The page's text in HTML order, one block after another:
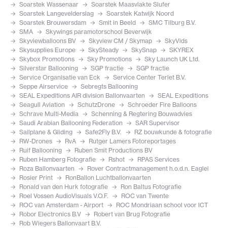
Soarstek Wassenaar
Soarstek Maasvlakte Slufer
Soarstek Langevelderslag
Soarstek Katwijk Noord
Soarstek Brouwersdam
Smit in Beeld
SMC Tilburg B.V.
SMA
Skywings paramotorschool Beverwijk
Skyviewballoons BV
Skyview CM / Skymap
SkyVids
Skysupplies Europe
SkySteady SkySnap
SKYREX
Skybox Promotions
Sky Promotions
Sky Launch UK Ltd.
Silverstar Ballooning
SGP fractie
SGP fractie
Service Organisatie van Eck
Service Center Terlet B.V.
Seppe Airservice
Sebregts Ballooning
SEAL Expeditions AIR division Ballonvaarten
SEAL Expeditions
Seagull Aviation
SchutzDrone
Schroeder Fire Balloons
Schrave Multi-Media
Schenning & Regtering Bouwadvies
Saudi Arabian Ballooning Federation
SAR Supervisor
Sailplane & Gliding
Safe2Fly B.V.
RZ bouwkunde & fotografie
RW-Drones
RvA
Rutger Lamers Fotoreportages
Ruif Ballooning
Ruben Smit Productions BV
Ruben Hamberg Fotografie
Rshot
RPAS Services
Roza Ballonvaarten
Rover Contractmanagement h.o.d.n. Eaglei
Rosier Print
RonBallon Luchtballonvaarten
Ronald van den Hurk fotografie
Ron Baltus Fotografie
Roel Vossen AudioVisuals V.O.F.
ROC van Twente
ROC van Amsterdam - Airport
ROC Mondriaan school voor ICT
Robor Electronics B.V
Robert van Brug Fotografie
Rob Wiegers Ballonvaart B.V.